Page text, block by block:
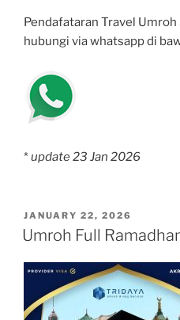
Pendafataran Travel Umroh
hubungi via whatsapp di
*update 23 Jan 2026
POSTED
ON
JANUARY 22, 2026
Umroh Full